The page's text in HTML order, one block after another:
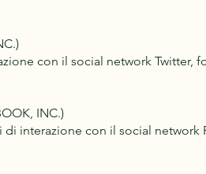
con il social network Twitter,
INC.)
interazione con il social